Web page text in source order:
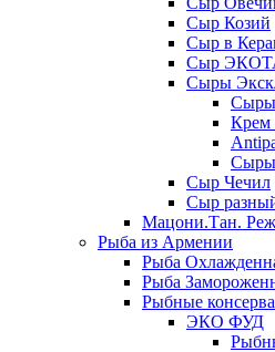
Сыр Козий
Сыр в
Сыр
Сыры
Сыры
Крем
Сыры
Сыр Чечил
Сыр
Мацони.Тан.
Рыба из Армении
Рыба
Рыба
Рыбные
ЭКО ФУД